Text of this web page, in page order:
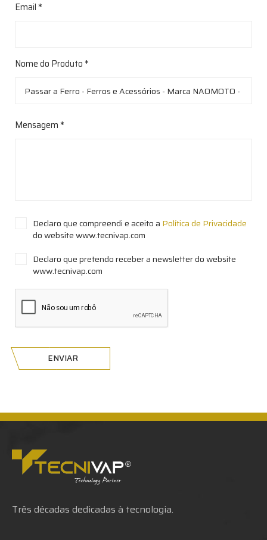
Email *
Nome do Produto *
Mensagem *
Declaro que compreendi e aceito a Política de Privacidade
do website www.tecnivap.com
Declaro que pretendo receber a newsletter do website
www.tecnivap.com
ENVIAR
Três décadas dedicadas à tecnologia.